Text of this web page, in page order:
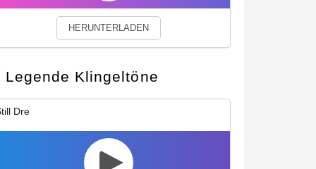
HERUNTERLADEN
Legende Klingeltöne
Dre